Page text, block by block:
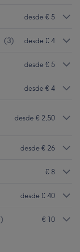
desde € 5
(3) desde € 4
desde € 5
desde € 4
desde € 2,50
desde € 26
€ 8
desde € 40
) € 10